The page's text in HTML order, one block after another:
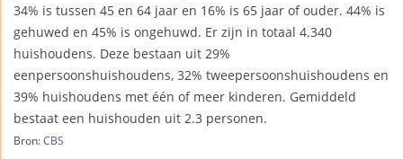
34% is tussen 45 en 64 jaar en 16% is 65 jaar of ouder. 44% is
gehuwed en 45% is ongehuwd. Er zijn in totaal 4.340
huishoudens. Deze bestaan uit 29%
eenpersoonshuishoudens, 32% tweepersoonshuishoudens en
39% huishoudens met één of meer kinderen. Gemiddeld
bestaat een huishouden uit 2.3 personen.
Bron: CBS